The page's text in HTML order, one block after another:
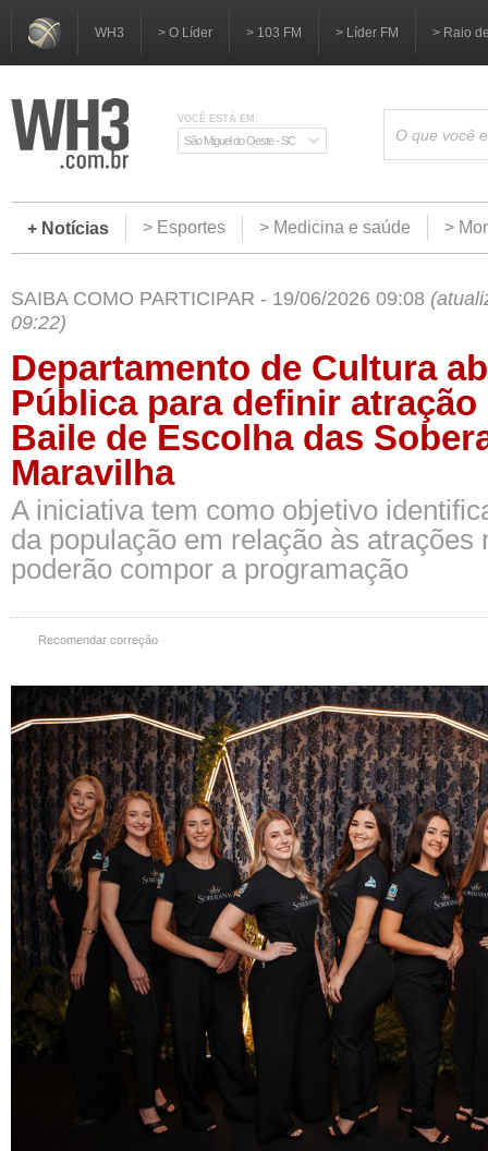
WH3 > O Líder > 103 FM > Líder FM > Raio
VOCÊ ESTÁ EM:
São Miguel do Oeste - SC
+ Notícias > Esportes > Medicina e saúde >
SAIBA COMO PARTICIPAR - 19/06/2026 09:08
09:22)
Departamento de Cultura
Pública para definir
Baile de Escolha das
Maravilha
A iniciativa tem como objetivo
da população em relação às atrações
poderão compor a programação
Recomendar correção